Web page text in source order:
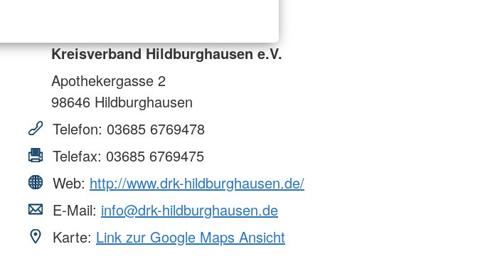
Kreisverband Hildburghausen e.V.
Apothekergasse 2
98646 Hildburghausen
Telefon: 03685 6769478
Telefax: 03685 6769475
Web: http://www.drk-hildburghausen.de/
E-Mail: info@drk-hildburghausen.de
Karte: Link zur Google Maps Ansicht